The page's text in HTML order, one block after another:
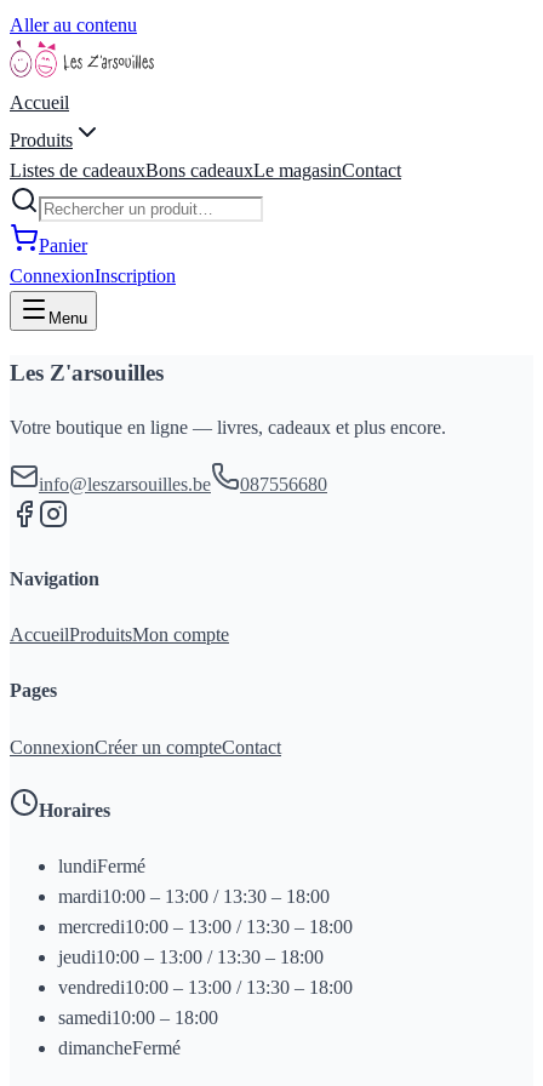
Aller au contenu
Accueil
Produits
Listes de cadeauxBons cadeauxLe magasinContact
Panier
ConnexionInscription
Menu
Les Z'arsouilles
Votre boutique en ligne — livres, cadeaux et plus encore.
info@leszarsouilles.be 087556680
Navigation
AccueilProduitsMon compte
Pages
ConnexionCréer un compteContact
Horaires
lundiFermé
mardi10:00 – 13:00 / 13:30 – 18:00
mercredi10:00 – 13:00 / 13:30 – 18:00
jeudi10:00 – 13:00 / 13:30 – 18:00
vendredi10:00 – 13:00 / 13:30 – 18:00
samedi10:00 – 18:00
dimancheFermé